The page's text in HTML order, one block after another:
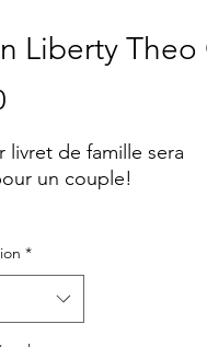
Liberty
Sale
de famille sera
un couple!
*